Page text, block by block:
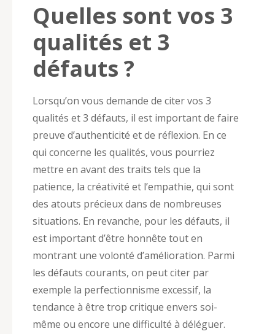
Quelles sont vos 3
qualités et 3
défauts ?
Lorsqu’on vous demande de citer vos 3
qualités et 3 défauts, il est important de faire
preuve d’authenticité et de réflexion. En ce
qui concerne les qualités, vous pourriez
mettre en avant des traits tels que la
patience, la créativité et l’empathie, qui sont
des atouts précieux dans de nombreuses
situations. En revanche, pour les défauts, il
est important d’être honnête tout en
montrant une volonté d’amélioration. Parmi
les défauts courants, on peut citer par
exemple la perfectionnisme excessif, la
tendance à être trop critique envers soi-
même ou encore une difficulté à déléguer.